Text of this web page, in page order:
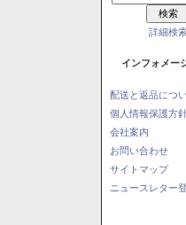
詳細検
インフォメー
配送と返品につ
個人情報保護方
会社案内
お問い合わせ
サイトマップ
ニュースレター